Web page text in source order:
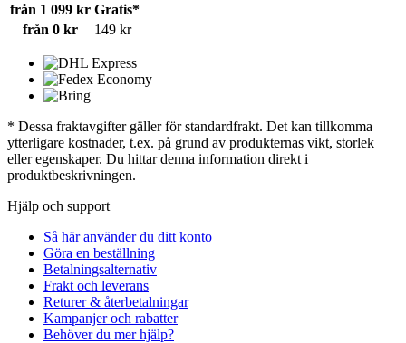
från 1 099 kr Gratis*
från 0 kr
149 kr
* Dessa fraktavgifter gäller för standardfrakt. Det kan tillkomma
ytterligare kostnader, t.ex. på grund av produkternas vikt, storlek
eller egenskaper. Du hittar denna information direkt i
produktbeskrivningen.
Hjälp och support
Så här använder du ditt konto
Göra en beställning
Betalningsalternativ
Frakt och leverans
Returer & återbetalningar
Kampanjer och rabatter
Behöver du mer hjälp?